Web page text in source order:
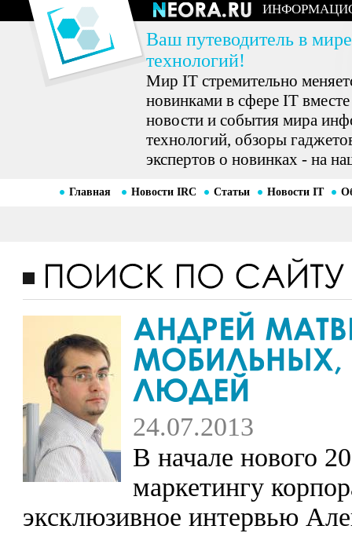
Ваш путеводитель в
технологий!
Мир IT стремительно
новинками в сфере IT
новости и события мира
технологий, обзоры
экспертов о новинках - на
Главная Новости IRC Статьи Новости IT
24.07.2013
В начале нового
маркетингу
эксклюзивное интервью